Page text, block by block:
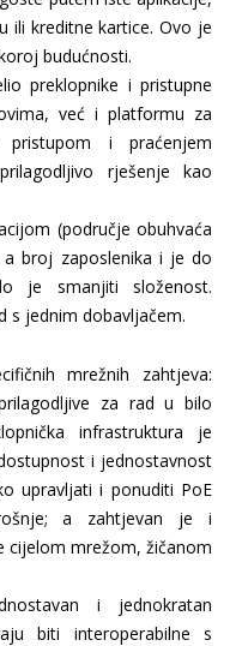
ili kreditne kartice. Ovo je
budućnosti.
preklopnike i pristupne
već i platformu za
i praćenjem
rješenje kao
(područje obuhvaća
broj zaposlenika i je do
je smanjiti složenost.
s jednim dobavljačem.
mrežnih zahtjeva:
za rad u bilo
infrastruktura je
i jednostavnost
upravljati i ponuditi PoE
a zahtjevan je i
cijelom mrežom, žičanom
i jednokratan
biti interoperabilne s